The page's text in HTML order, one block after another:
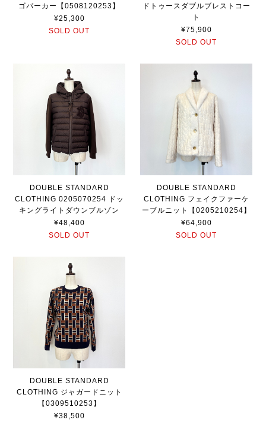
ゴパーカー【0508120253】
¥25,300
SOLD OUT
ドトゥースダブルブレストコー
ト
¥75,900
SOLD OUT
DOUBLE STANDARD
CLOTHING 0205070254 ドッ
キングライトダウンブルゾン
¥48,400
SOLD OUT
DOUBLE STANDARD
CLOTHING フェイクファーケ
ーブルニット【0205210254】
¥64,900
SOLD OUT
DOUBLE STANDARD
CLOTHING ジャガードニット
【0309510253】
¥38,500